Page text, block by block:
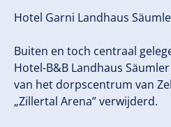
Hotel Garni Landhaus
Buiten en toch centraal
Hotel-B&B Landhaus
van het dorpscentrum van
„Zillertal Arena” verwijderd.